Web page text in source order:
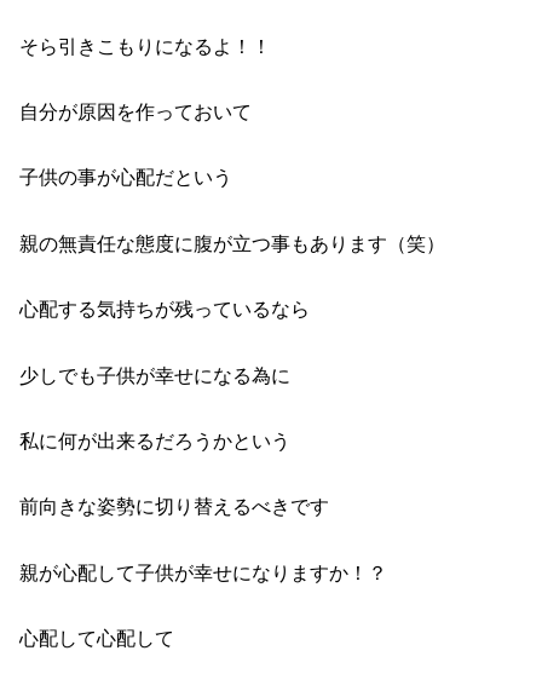
そら引きこもりになるよ！！
自分が原因を作っておいて
子供の事が心配だという
親の無責任な態度に腹が立つ事もあります（笑）
心配する気持ちが残っているなら
少しでも子供が幸せになる為に
私に何が出来るだろうかという
前向きな姿勢に切り替えるべきです
親が心配して子供が幸せになりますか！？
心配して心配して